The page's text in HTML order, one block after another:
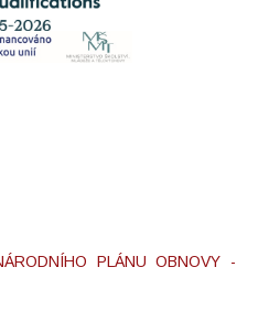
PLÁNU OBNOVY -